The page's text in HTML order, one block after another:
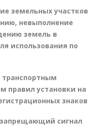
земельных участков
невыполнение
земель в
использования по
транспортным
правил установки на
знаков
запрещающий сигнал